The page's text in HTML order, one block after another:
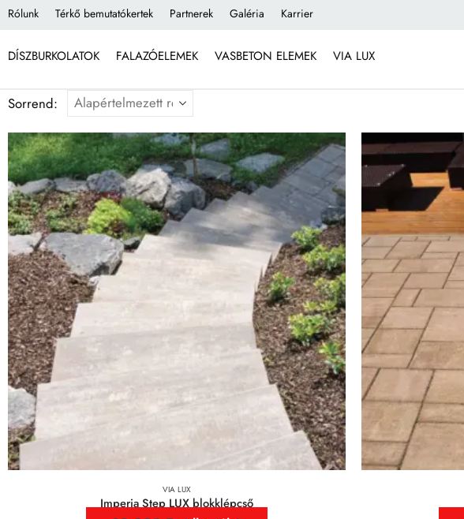
Rólunk Térkő bemutatókertek Partnerek Galéria Karrier
DÍSZBURKOLATOK FALAZÓELEMEK VASBETON ELEMEK VIA LUX
Sorrend:
VIA LUX
Imperia Step LUX blokklépcső